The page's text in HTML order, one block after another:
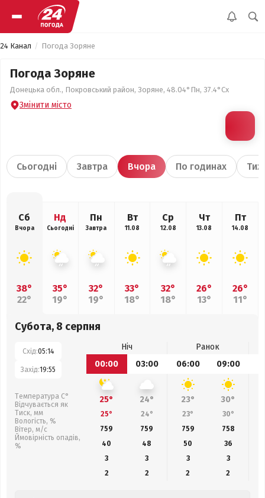
24 Канал Погода Зоряне
Погода Зоряне
Донецька обл., Покровський район, Зоряне, 48.04°Пн, 37.4°Сх
Змінити місто
Сьогодні Завтра Вчора По годинах
Сб
Вчора
38°
22°
Нд
Сьогодні
35°
19°
Пн
Завтра
32°
19°
Вт
11.08
33°
18°
Ср
12.08
32°
18°
Чт
13.08
26°
13°
Пт
14.08
26°
11°
Субота, 8 серпня
Схід:05:14
Захід:19:55
Температура С°
Відчувається як
Тиск, мм
Вологість, %
Вітер, м/с
Ймовірність опадів,
%
Ніч
Ранок
00:00
03:00 06:00 09:00
25° 24° 23° 30°
25° 24° 23° 30°
759
759 759 758
40
48 50
36
3
3 3
3
2
2 2 2